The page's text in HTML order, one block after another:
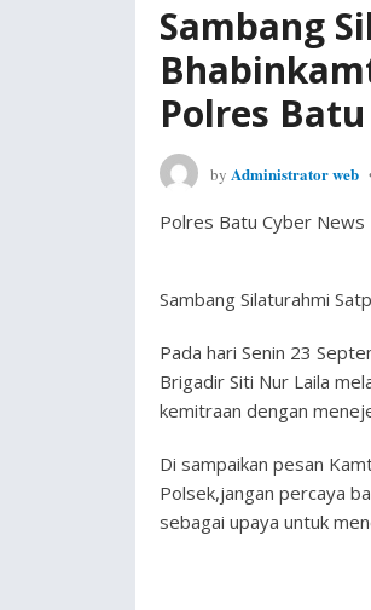
Sambang
Polres Batu
by Administrator web
Polres Batu Cyber News
Sambang Silaturahmi
Pada hari Senin 23
Brigadir Siti Nur Laila
kemitraan dengan
Di sampaikan pesan
Polsek,jangan percaya
sebagai upaya untuk